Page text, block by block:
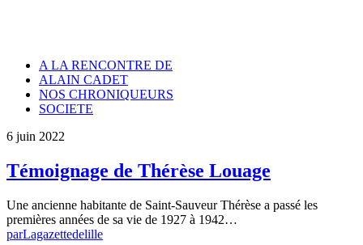
A LA RENCONTRE DE
ALAIN CADET
NOS CHRONIQUEURS
SOCIETE
6 juin 2022
Témoignage de Thérèse Louage
Une ancienne habitante de Saint-Sauveur Thérèse a passé les
premières années de sa vie de 1927 à 1942…
parLagazettedelille